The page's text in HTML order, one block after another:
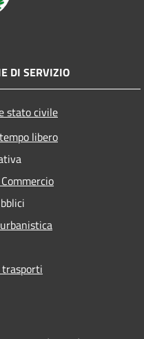
DI SERVIZIO
stato civile
libero